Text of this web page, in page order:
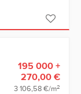
195 000 +
270,00 €
3 106,58 €/m2